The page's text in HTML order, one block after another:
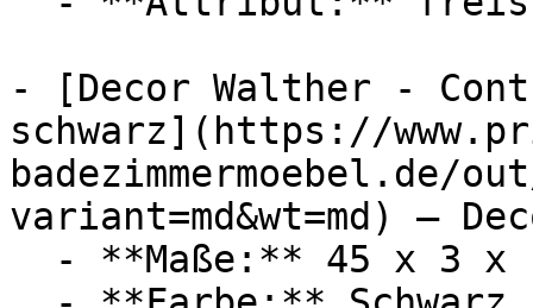
- [Decor Walther -
schwarz](https://
badezimmermoebel.de/
variant=md&wt=md) —